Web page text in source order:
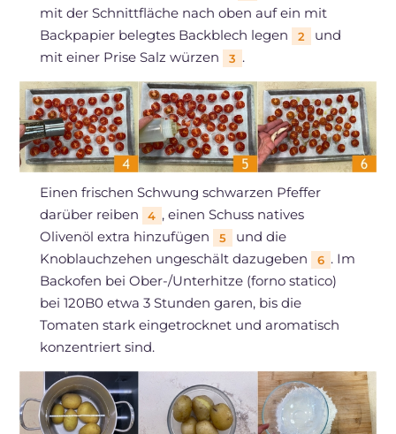
mit der Schnittfläche nach oben auf ein mit
Backpapier belegtes Backblech legen
2
und
mit einer Prise Salz würzen
3 .
Einen frischen Schwung schwarzen Pfeffer
darüber reiben
4 , einen Schuss natives
Olivenöl extra hinzufügen
5
und die
Knoblauchzehen ungeschält dazugeben
6 . Im
Backofen bei Ober-/Unterhitze (forno statico)
bei 120B0 etwa 3 Stunden garen, bis die
Tomaten stark eingetrocknet und aromatisch
konzentriert sind.